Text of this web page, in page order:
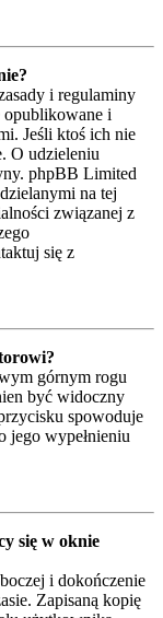
i regulaminy
opublikowane i
Jeśli ktoś ich nie
O udzieleniu
phpBB Limited
na tej
związanej z
się z
górnym rogu
być widoczny
spowoduje
jego wypełnieniu
się w oknie
i dokończenie
Zapisaną kopię